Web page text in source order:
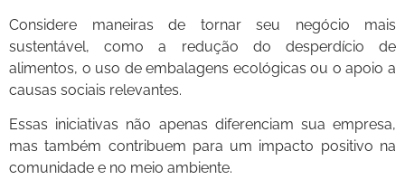
Considere maneiras de tornar seu negócio mais
sustentável, como a redução do desperdício de
alimentos, o uso de embalagens ecológicas ou o apoio a
causas sociais relevantes.
Essas iniciativas não apenas diferenciam sua empresa,
mas também contribuem para um impacto positivo na
comunidade e no meio ambiente.